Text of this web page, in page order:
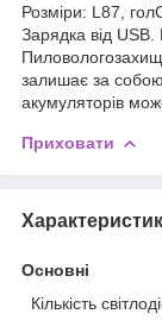
Розміри: L87,
Зарядка від
залишає за
акумуляторів
Приховати
Основні
Кількість